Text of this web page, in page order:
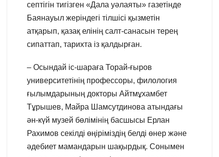
септігін тигізген «Дала уәлаяты» газетінде
Баянауыл жеріндегі тілшісі қызметін
атқарып, қазақ елінің салт-санасын терең
сипаттап, тарихта із қалдырған.
– Осындай іс-шараға Торай-ғыров
университетінің профессоры, филология
ғылымдарының докторы Айтмұхамбет
Тұрышев, Майра Шамсутдинова атындағы
ән-күй музей бөлімінің басшысы Ерлан
Рахимов секілді өңіріміздің белді өнер және
әдебиет мамандарын шақырдық. Сонымен